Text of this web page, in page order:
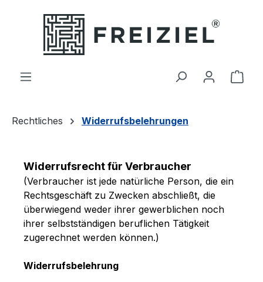
Zum Hauptinhalt springen
Rechtliches Widerrufsbelehrungen
Widerrufsrecht für Verbraucher
(Verbraucher ist jede natürliche Person, die ein
Rechtsgeschäft zu Zwecken abschließt, die
überwiegend weder ihrer gewerblichen noch
ihrer selbstständigen beruflichen Tätigkeit
zugerechnet werden können.)
Widerrufsbelehrung